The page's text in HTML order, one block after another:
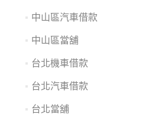
中山區汽車借款
中山區當舖
台北機車借款
台北汽車借款
台北當舖